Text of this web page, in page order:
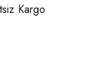
Kargo